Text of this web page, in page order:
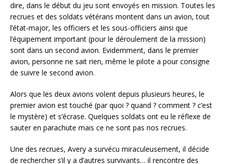
dire, dans le début du jeu sont envoyés en mission. Toutes les
recrues et des soldats vétérans montent dans un avion, tout
l’état-major, les officiers et les sous-officiers ainsi que
l’équipement important (pour le déroulement de la mission)
sont dans un second avion. Evidemment, dans le premier
avion, personne ne sait rien, même le pilote a pour consigne
de suivre le second avion.
Alors que les deux avions volent depuis plusieurs heures, le
premier avion est touché (par quoi ? quand ? comment ? c’est
le mystère) et s’écrase. Quelques soldats ont eu le réflexe de
sauter en parachute mais ce ne sont pas nos recrues.
Une des recrues, Avery a survécu miraculeusement, il décide
de rechercher s’il y a d’autres survivants… il rencontre des